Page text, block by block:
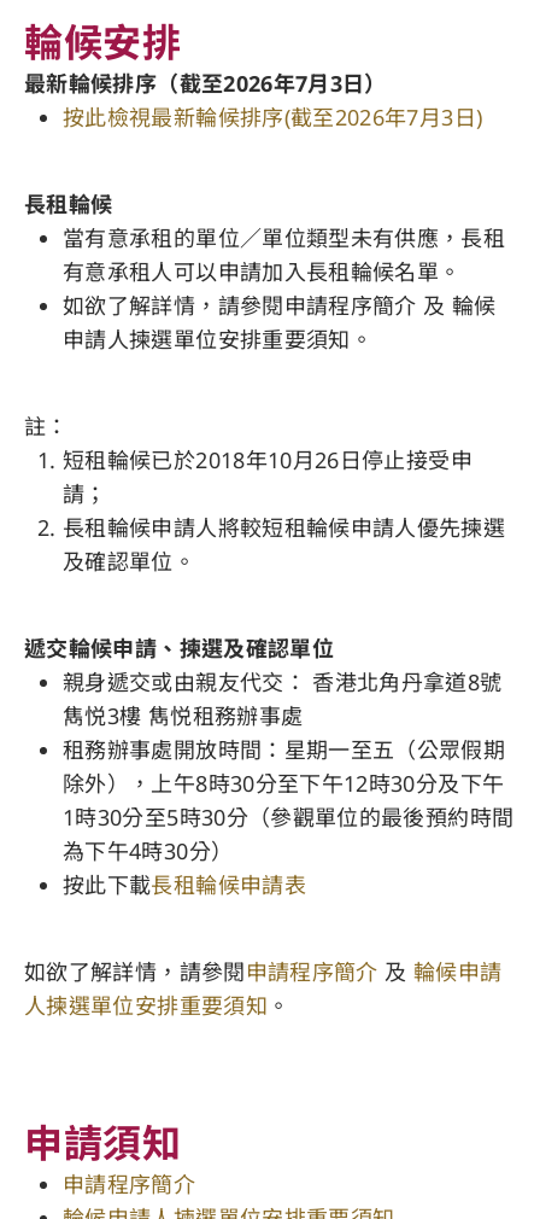
輪候安排
最新輪候排序（截至2026年7月3日）
按此檢視最新輪候排序(截至2026年7月3日)
長租輪候
當有意承租的單位／單位類型未有供應，長租
有意承租人可以申請加入長租輪候名單。
如欲了解詳情，請參閱申請程序簡介 及 輪候
申請人揀選單位安排重要須知。
註：
短租輪候已於2018年10月26日停止接受申
請；
長租輪候申請人將較短租輪候申請人優先揀選
及確認單位。
遞交輪候申請、揀選及確認單位
親身遞交或由親友代交： 香港北角丹拿道8號
雋悦3樓 雋悦租務辦事處
租務辦事處開放時間：星期一至五（公眾假期
除外），上午8時30分至下午12時30分及下午
1時30分至5時30分（參觀單位的最後預約時間
為下午4時30分）
按此下載長租輪候申請表
如欲了解詳情，請參閱申請程序簡介 及 輪候申請
人揀選單位安排重要須知 。
申請須知
申請程序簡介